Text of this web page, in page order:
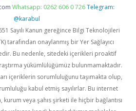
Whatsapp: 0262 606 0 726 Telegram:
@karabul
Sayılı Kanun gereğince Bilgi Teknolojileri
tarafından onaylanmış bir Yer Sağlayıcı
Bu nedenle, sitedeki içerikleri proaktif
yükümlülüğümüz bulunmamaktadır.
içeriklerin sorumluluğunu taşımakta olup,
kabul etmiş sayılırlar. Bu internet
veya şahıs şirketi ile hiçbir bağlantısı